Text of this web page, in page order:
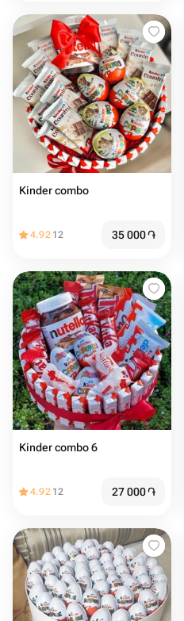
Kinder combo
4.92 12 35 000֏
Kinder combo 6
4.92 12 27 000֏